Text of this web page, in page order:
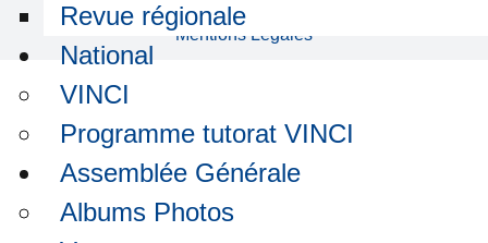
Revue régionale
National
VINCI
Programme tutorat VINCI
Assemblée Générale
Albums Photos
Mentions Légales